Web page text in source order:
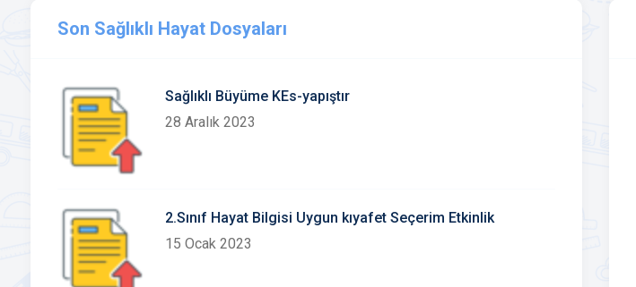
Son Sağlıklı Hayat Dosyaları
Sağlıklı Büyüme KEs-yapıştır
28 Aralık 2023
2.Sınıf Hayat Bilgisi Uygun kıyafet Seçerim Etkinlik
15 Ocak 2023